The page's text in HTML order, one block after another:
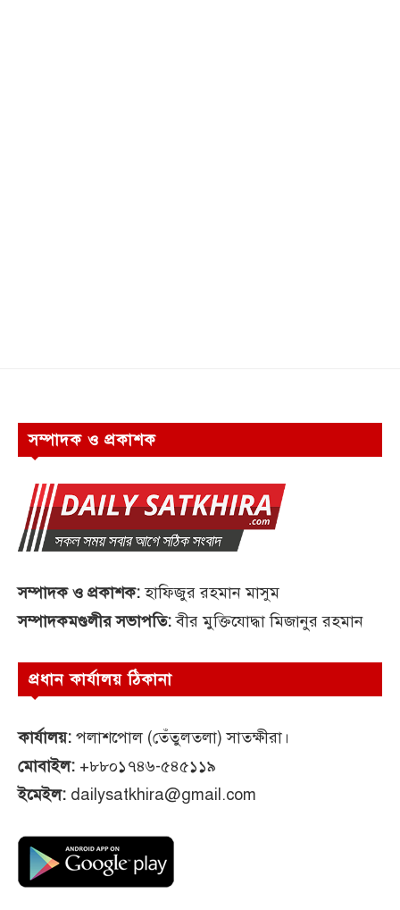
সম্পাদক ও প্রকাশক
সম্পাদক ও প্রকাশক:হাফিজুর রহমান মাসুম
সম্পাদকমণ্ডলীর সভাপতি:বীর মুক্তিযোদ্ধা মিজানুর রহমান
প্রধান কার্যালয় ঠিকানা
কার্যালয়: পলাশপোল (তেঁতুলতলা) সাতক্ষীরা।
মোবাইল: +৮৮০১৭৪৬-৫৪৫১১৯
ইমেইল: dailysatkhira@gmail.com